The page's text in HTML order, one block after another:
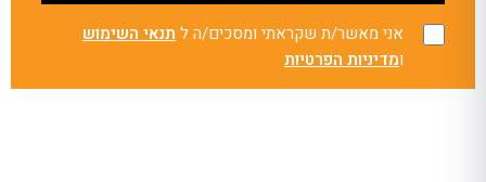
אני מאשר/ת שקראתי ומסכים/ה ל תנאי השימוש
ומדיניות הפרטיות